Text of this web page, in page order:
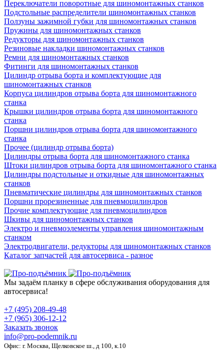
Переключатели поворотные для шиномонтажных станков
Подстольные распределители шиномонтажных станков
Ползуны зажимной губки для шиномонтажных станков
Пружины для шиномонтажных станков
Редукторы для шиномонтажных станков
Резиновые накладки шиномонтажных станков
Ремни для шиномонтажных станков
Фитинги для шиномонтажных станков
Цилиндр отрыва борта и комплектующие для
шиномонтажных станков
Корпуса цилиндров отрыва борта для шиномонтажного
станка
Крышки цилиндров отрыва борта для шиномонтажного
станка
Поршни цилиндров отрыва борта для шиномонтажного
станка
Прочее (цилиндр отрыва борта)
Цилиндры отрыва борта для шиномонтажного станка
Штоки цилиндров отрыва борта для шиномонтажного станка
Цилиндры подстольные и откидные для шиномонтажных
станков
Пневматические цилиндры для шиномонтажных станков
Поршни прорезиненные для пневмоцилиндров
Прочие комплектующие для пневмоцилиндров
Шкивы для шиномонтажных станков
Электро и пневмоэлементы управления шиномонтажным
станком
Электродвигатели, редукторы для шиномонтажных станков
Каталог запчастей для автосервиса - разное
Мы задаём планку в сфере обслуживания оборудования для
автосервиса!
+7 (495) 208-49-48
+7 (965) 306-12-12
Заказать звонок
info@pro-podemnik.ru
Офис: г. Москва, Щелковское ш., д 100, к.10